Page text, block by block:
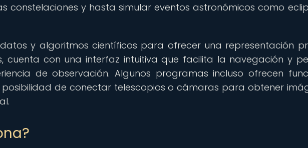
constelaciones y hasta simular eventos astronómicos como
y algoritmos científicos para ofrecer una representación
cuenta con una interfaz intuitiva que facilita la navegación y
de observación. Algunos programas incluso ofrecen
de conectar telescopios o cámaras para obtener